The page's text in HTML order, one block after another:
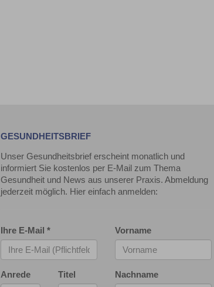
GESUNDHEITSBRIEF
Unser Gesundheitsbrief erscheint monatlich und
informiert Sie kostenlos per E-Mail zum Thema
Gesundheit und News aus unserer Praxis. Abmeldung
jederzeit möglich. Hier einfach anmelden:
Ihre E-Mail *
Anrede Titel
Vorname
Nachname